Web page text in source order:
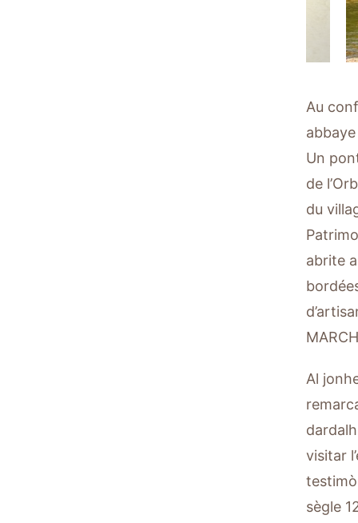
Au
Un
de
du
abrite
Al
visitar
sègle